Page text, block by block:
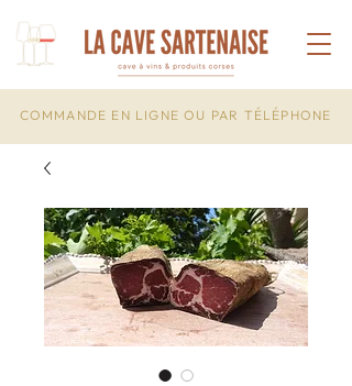
COMMANDE EN LIGNE OU PAR TÉLÉPHONE